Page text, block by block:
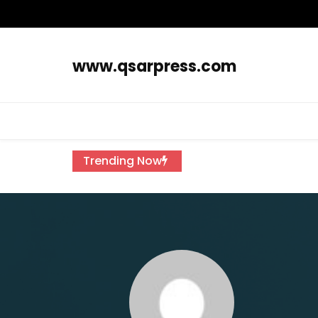
www.qsarpress.com
Trending Now